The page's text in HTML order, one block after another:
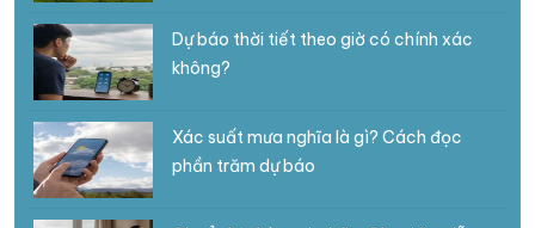
Dự báo thời tiết theo giờ có chính xác
không?
Xác suất mưa nghĩa là gì? Cách đọc
phần trăm dự báo